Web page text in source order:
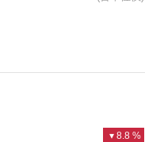
8.8 %